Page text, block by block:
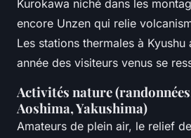
Kurokawa niché dans les
encore Unzen qui relie
Les stations thermales à Kyushu
année des visiteurs venus se
Activités nature
Aoshima, Yakushima)
Amateurs de plein air, le relief